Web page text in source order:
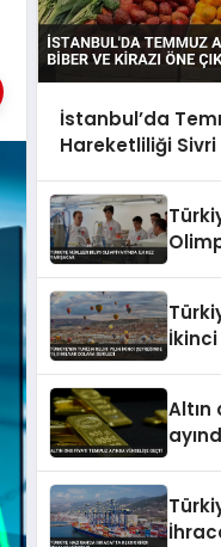
İstanbul’da
Hareketliliği Sivri
Altın